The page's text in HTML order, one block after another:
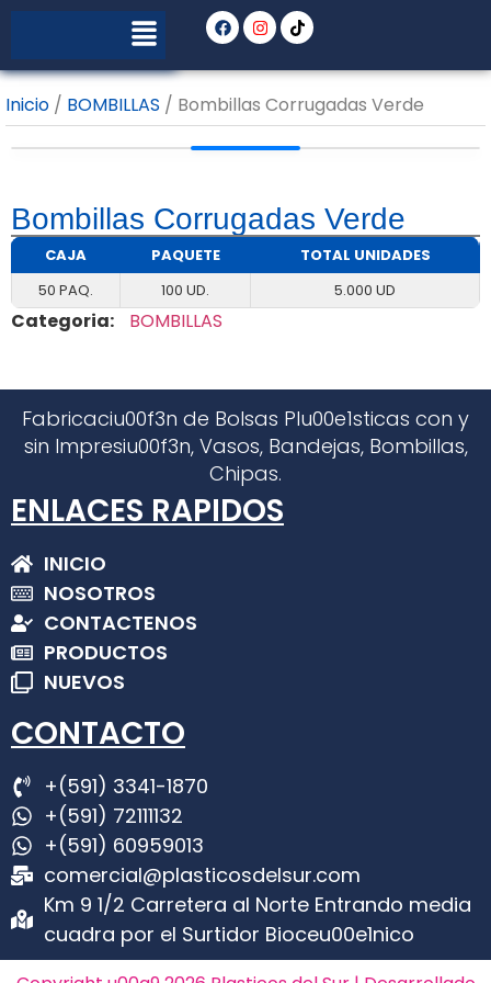
Inicio / BOMBILLAS / Bombillas Corrugadas Verde
Bombillas Corrugadas Verde
CAJA PAQUETE
TOTAL UNIDADES
50 PAQ.
100 UD. 5.000 UD
Categoria: BOMBILLAS
Fabricaciu00f3n de Bolsas Plu00e1sticas con y
sin Impresiu00f3n, Vasos, Bandejas, Bombillas,
Chipas.
ENLACES RAPIDOS
INICIO
NOSOTROS
CONTACTENOS
PRODUCTOS
NUEVOS
CONTACTO
+(591) 3341-1870
+(591) 72111132
+(591) 60959013
comercial@plasticosdelsur.com
Km 9 1/2 Carretera al Norte Entrando media
cuadra por el Surtidor Bioceu00e1nico